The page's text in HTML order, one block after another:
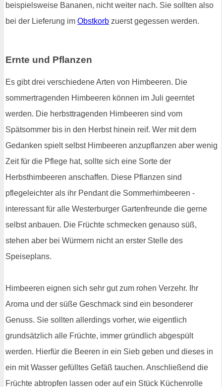
beispielsweise Bananen, nicht weiter nach. Sie sollten also
bei der Lieferung im Obstkorb zuerst gegessen werden.
Ernte und Pflanzen
Es gibt drei verschiedene Arten von Himbeeren. Die
sommertragenden Himbeeren können im Juli geerntet
werden. Die herbsttragenden Himbeeren sind vom
Spätsommer bis in den Herbst hinein reif. Wer mit dem
Gedanken spielt selbst Himbeeren anzupflanzen aber wenig
Zeit für die Pflege hat, sollte sich eine Sorte der
Herbsthimbeeren anschaffen. Diese Pflanzen sind
pflegeleichter als ihr Pendant die Sommerhimbeeren -
interessant für alle Westerburger Gartenfreunde die gerne
selbst anbauen. Die Früchte schmecken genauso süß,
stehen aber bei Würmern nicht an erster Stelle des
Speiseplans.
Himbeeren eignen sich sehr gut zum rohen Verzehr. Ihr
Aroma und der süße Geschmack sind ein besonderer
Genuss. Sie sollten allerdings vorher, wie eigentlich
grundsätzlich alle Früchte, immer gründlich abgespült
werden. Hierfür die Beeren in ein Sieb geben und dieses in
ein mit Wasser gefülltes Gefäß tauchen. Anschließend die
Früchte abtropfen lassen oder auf ein Stück Küchenrolle